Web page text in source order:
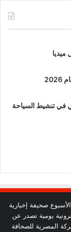
في تنشيط السياحة
الأسبوع صحيفة إخبارية
يومية تصدر عن
المصرية للصحافة